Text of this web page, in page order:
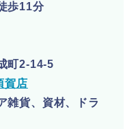
歩11分
町2-14-5
賀店
雑貨、資材、ドラ